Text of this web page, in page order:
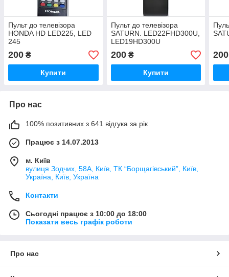
Пульт до телевізора
HONDA HD LED225, LED
245
200 ₴
Купити
Пульт до телевізора
SATURN. LED22FHD300U,
LED19HD300U
200₴
Купити
200
Про нас
100% позитивних з 641 відгука за рік
Працює з 14.07.2013
м. Київ
вулиця Зодчих, 58А, Київ, ТК “Борщагівський”, Київ,
Україна, Київ, Україна
Контакти
Сьогодні працює з 10:00 до 18:00
Показати весь графік роботи
Про нас